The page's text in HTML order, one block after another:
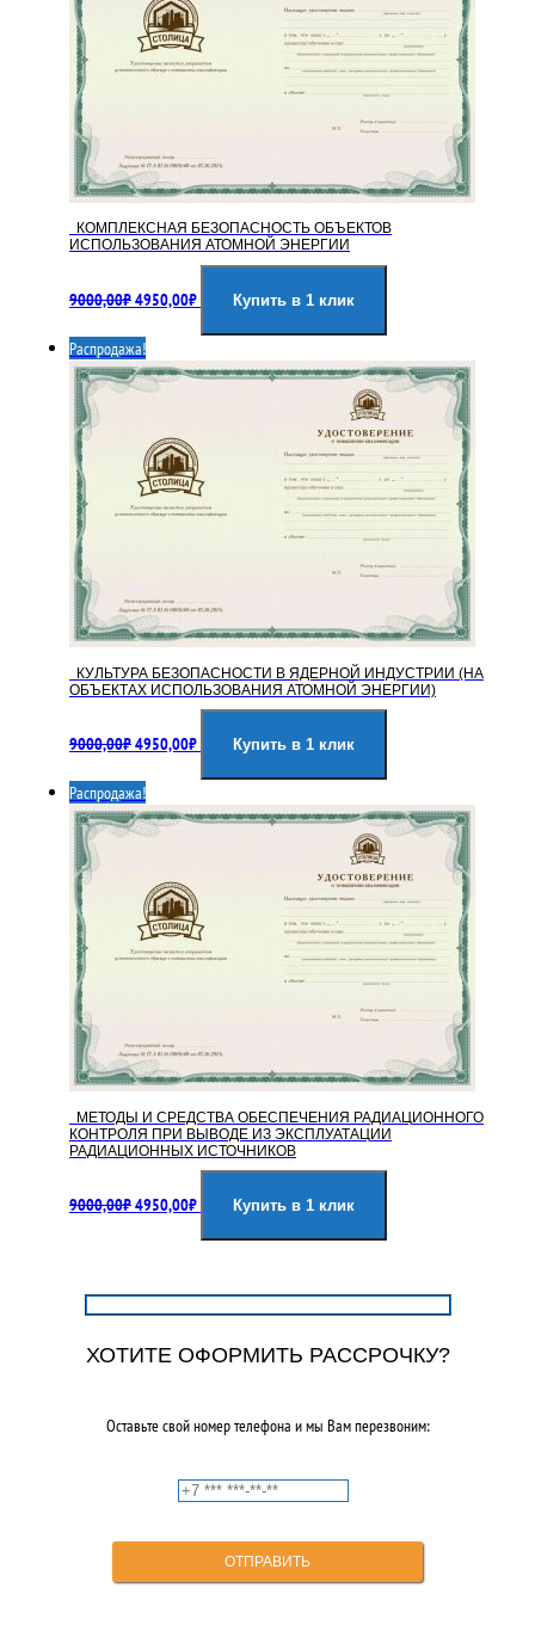
КОМПЛЕКСНАЯ БЕЗОПАСНОСТЬ ОБЪЕКТОВ
ИСПОЛЬЗОВАНИЯ АТОМНОЙ ЭНЕРГИИ
9000,00₽цена
9000,00₽.
4950,00₽цена:
Купить в 1 клик
Распродажа!
КУЛЬТУРА БЕЗОПАСНОСТИ В ЯДЕРНОЙ ИНДУСТРИИ (НА
ОБЪЕКТАХ ИСПОЛЬЗОВАНИЯ АТОМНОЙ ЭНЕРГИИ)
9000,00₽цена
9000,00₽.
4950,00₽цена:
Купить в 1 клик
Распродажа!
МЕТОДЫ И СРЕДСТВА ОБЕСПЕЧЕНИЯ РАДИАЦИОННОГО
КОНТРОЛЯ ПРИ ВЫВОДЕ ИЗ ЭКСПЛУАТАЦИИ
РАДИАЦИОННЫХ ИСТОЧНИКОВ
9000,00₽цена
4950,00₽цена:
Купить в 1 клик
ХОТИТЕ ОФОРМИТЬ РАССРОЧКУ?
Оставьте свой номер телефона и мы Вам перезвоним: